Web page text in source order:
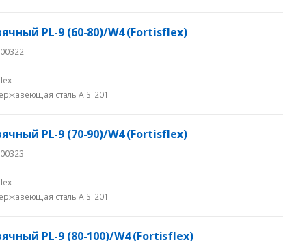
PL-9 (60-80)/W4 (Fortisflex)
сталь AISI 201
PL-9 (70-90)/W4 (Fortisflex)
сталь AISI 201
PL-9 (80-100)/W4 (Fortisflex)